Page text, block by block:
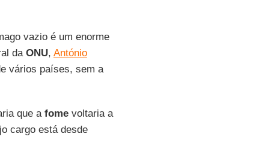
vazio é um enorme
da ONU, António
vários países, sem a
que a fomevoltaria a
cargo está desde